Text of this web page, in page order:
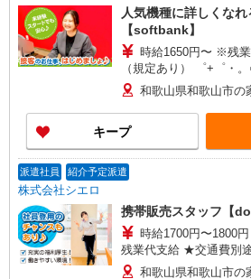
人気機種に詳しくな
【softbank】
時給1650円〜 ※残
（規定あり） ゜+゜・。○。・゜+゜・。○。・゜
+゜ 入社祝い金10万円支給(規定
頂くと, インセンティブ支給(規
い・週払い可能（規程
+゜・。○。・゜+゜
和歌山県和歌山市の
キープ
派遣社員 紹介予定派遣
株式会社シエロ
携帯販売スタッフ【
時給1700円〜1800
残業代支給 ★交通費別途
+゜・。○。・゜+゜・。
和歌山県和歌山市の